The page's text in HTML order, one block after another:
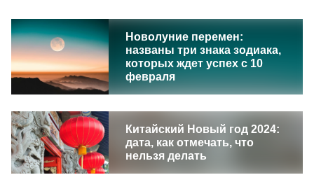
Новолуние перемен:
названы три знака зодиака,
которых ждет успех c 10
февраля
Китайский Новый год 2024:
дата, как отмечать, что
нельзя делать